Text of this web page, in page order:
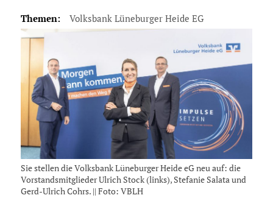
Themen: Volksbank Lüneburger Heide EG
Sie stellen die Volksbank Lüneburger Heide eG neu auf: die
Vorstandsmitglieder Ulrich Stock (links), Stefanie Salata und
Gerd-Ulrich Cohrs. || Foto: VBLH